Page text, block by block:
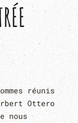
réunis
Ottero
nous